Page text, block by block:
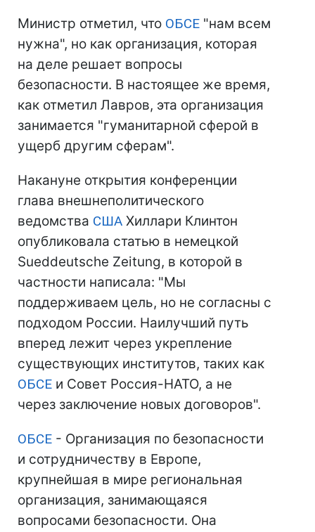
Министр отметил, что ОБСЕ "нам всем
нужна", но как организация, которая
на деле решает вопросы
безопасности. В настоящее же время,
как отметил Лавров, эта организация
занимается "гуманитарной сферой в
ущерб другим сферам".
Накануне открытия конференции
глава внешнеполитического
ведомства США Хиллари Клинтон
опубликовала статью в немецкой
Sueddeutsche Zeitung, в которой в
частности написала: "Мы
поддерживаем цель, но не согласны с
подходом России. Наилучший путь
вперед лежит через укрепление
существующих институтов, таких как
ОБСЕ и Совет Россия-НАТО, а не
через заключение новых договоров".
ОБСЕ - Организация по безопасности
и сотрудничеству в Европе,
крупнейшая в мире региональная
организация, занимающаяся
вопросами безопасности. Она